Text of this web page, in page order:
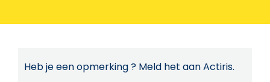
Heb je een opmerking ? Meld het aan Actiris.